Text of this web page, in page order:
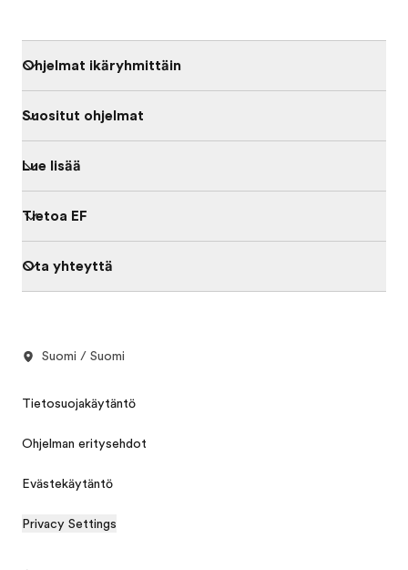
Ohjelmat ikäryhmittäin
Suositut ohjelmat
Lue lisää
Tietoa EF
Ota yhteyttä
Suomi / Suomi
Tietosuojakäytäntö
Ohjelman eritysehdot
Evästekäytäntö
Privacy Settings